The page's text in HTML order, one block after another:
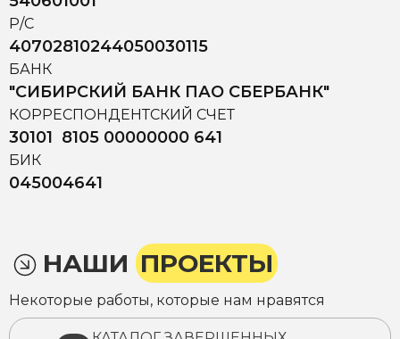
Р/С
40702810244050030115
БАНК
"СИБИРСКИЙ БАНК ПАО СБЕРБАНК"
КОРРЕСПОНДЕНТСКИЙ СЧЕТ
30101 8105 00000000 641
БИК
045004641
НАШИ ПРОЕКТЫ
Некоторые работы, которые нам нравятся